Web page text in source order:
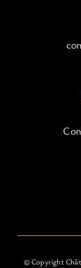
© Copyright